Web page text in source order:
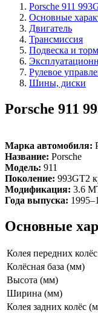
Porsche 911
Основные
Двигатель
Трансмиссия
Подвеска и
Рулевое
Шины, диски
Porsche 911
Марка автомобиля:
Название: Porsche
Модель: 911
Поколение: 993GT2
Модификация: 3.6
Года выпуска:
Основные
Колея передних
Колёсная база (мм)
Высота (мм)
Ширина (мм)
Колея задних колёс